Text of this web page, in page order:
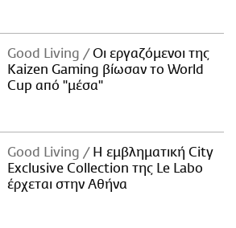
Good Living
Οι εργαζόμενοι της
Kaizen Gaming βίωσαν το World
Cup από "μέσα"
Good Living
Η εμβληματική City
Exclusive Collection της Le Labo
έρχεται στην Αθήνα